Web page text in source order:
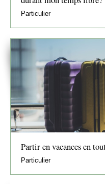
Particulier
Partir en vacances en
Particulier